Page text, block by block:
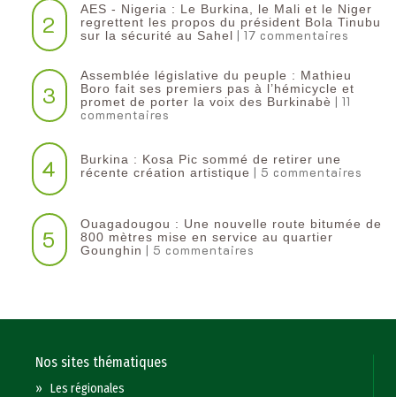
2
AES - Nigeria : Le Burkina, le Mali et le Niger
regrettent les propos du président Bola Tinubu
sur la sécurité au Sahel | 17 commentaires
3
Assemblée législative du peuple : Mathieu
Boro fait ses premiers pas à l’hémicycle et
promet de porter la voix des Burkinabè | 11
commentaires
4
Burkina : Kosa Pic sommé de retirer une
récente création artistique | 5 commentaires
5
Ouagadougou : Une nouvelle route bitumée de
800 mètres mise en service au quartier
Gounghin | 5 commentaires
Nos sites thématiques
»Les régionales